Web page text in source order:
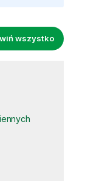
wszystko